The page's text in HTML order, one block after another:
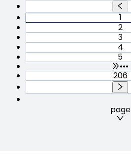
1
2
3
4
5
•••
206
page